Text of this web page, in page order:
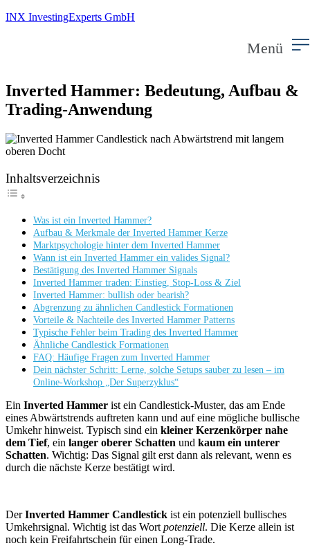
INX InvestingExperts GmbH
Menü
Inverted Hammer: Bedeutung, Aufbau &
Trading-Anwendung
Inhaltsverzeichnis
Was ist ein Inverted Hammer?
Aufbau & Merkmale der Inverted Hammer Kerze
Marktpsychologie hinter dem Inverted Hammer
Wann ist ein Inverted Hammer ein valides Signal?
Bestätigung des Inverted Hammer Signals
Inverted Hammer traden: Einstieg, Stop-Loss & Ziel
Inverted Hammer: bullish oder bearish?
Abgrenzung zu ähnlichen Candlestick Formationen
Vorteile & Nachteile des Inverted Hammer Patterns
Typische Fehler beim Trading des Inverted Hammer
Ähnliche Candlestick Formationen
FAQ: Häufige Fragen zum Inverted Hammer
Dein nächster Schritt: Lerne, solche Setups sauber zu lesen – im
Online-Workshop „Der Superzyklus“
Ein Inverted Hammer ist ein Candlestick-Muster, das am Ende
eines Abwärtstrends auftreten kann und auf eine mögliche bullische
Umkehr hinweist. Typisch sind ein kleiner Kerzenkörper nahe
dem Tief, ein langer oberer Schatten und kaum ein unterer
Schatten. Wichtig: Das Signal gilt erst dann als relevant, wenn es
durch die nächste Kerze bestätigt wird.
DerInverted Hammer Candlestick ist ein potenziell bullisches
Umkehrsignal. Wichtig ist das Wort potenziell. Die Kerze allein ist
noch kein Freifahrtschein für einen Long-Trade.